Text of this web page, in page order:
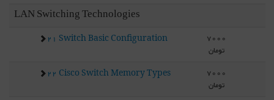
LAN Switching Technologies
21 Switch Basic Configuration
7000
تومان
22 Cisco Switch Memory Types
7000
تومان